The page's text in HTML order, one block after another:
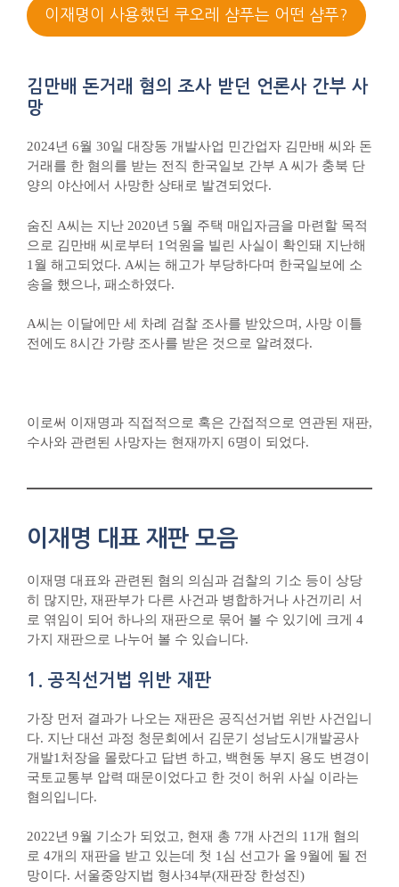
이재명이 사용했던 쿠오레 샴푸는 어떤 샴푸?
김만배 돈거래 혐의 조사 받던 언론사 간부 사
망
2024년 6월 30일 대장동 개발사업 민간업자 김만배 씨와 돈
거래를 한 혐의를 받는 전직 한국일보 간부 A 씨가 충북 단
양의 야산에서 사망한 상태로 발견되었다.
숨진 A씨는 지난 2020년 5월 주택 매입자금을 마련할 목적
으로 김만배 씨로부터 1억원을 빌린 사실이 확인돼 지난해
1월 해고되었다. A씨는 해고가 부당하다며 한국일보에 소
송을 했으나, 패소하였다.
A씨는 이달에만 세 차례 검찰 조사를 받았으며, 사망 이틀
전에도 8시간 가량 조사를 받은 것으로 알려졌다.
이로써 이재명과 직접적으로 혹은 간접적으로 연관된 재판,
수사와 관련된 사망자는 현재까지 6명이 되었다.
이재명 대표 재판 모음
이재명 대표와 관련된 혐의 의심과 검찰의 기소 등이 상당
히 많지만, 재판부가 다른 사건과 병합하거나 사건끼리 서
로 엮임이 되어 하나의 재판으로 묶어 볼 수 있기에 크게 4
가지 재판으로 나누어 볼 수 있습니다.
1. 공직선거법 위반 재판
가장 먼저 결과가 나오는 재판은 공직선거법 위반 사건입니
다. 지난 대선 과정 청문회에서 김문기 성남도시개발공사
개발1처장을 몰랐다고 답변 하고, 백현동 부지 용도 변경이
국토교통부 압력 때문이었다고 한 것이 허위 사실 이라는
혐의입니다.
2022년 9월 기소가 되었고, 현재 총 7개 사건의 11개 혐의
로 4개의 재판을 받고 있는데 첫 1심 선고가 올 9월에 될 전
망이다. 서울중앙지법 형사34부(재판장 한성진)